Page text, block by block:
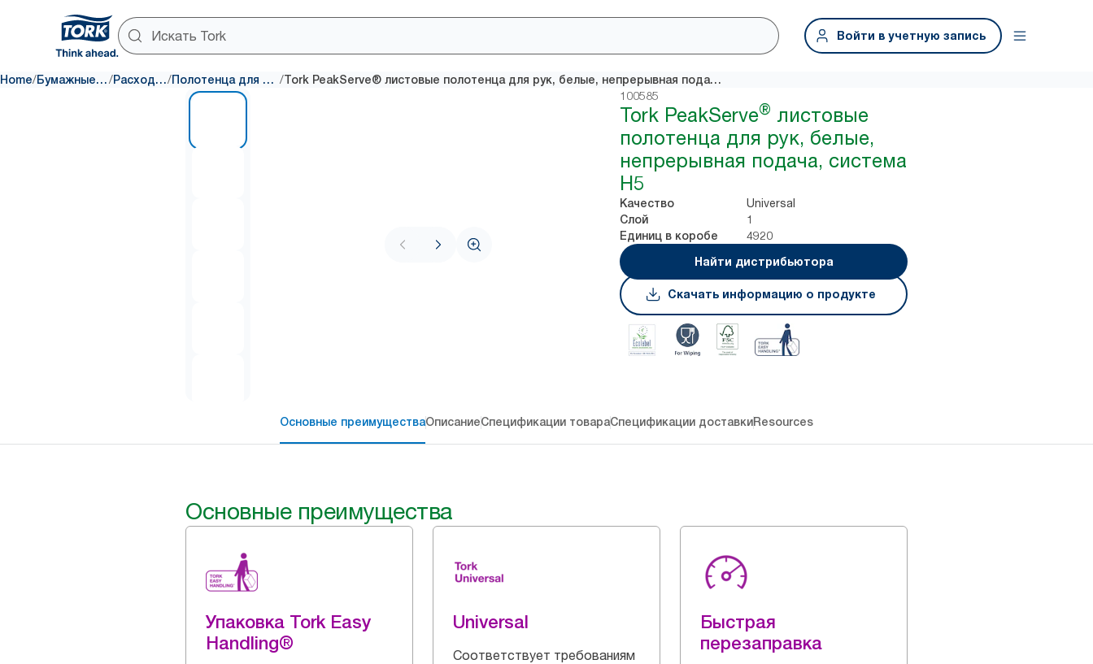
Войти в учетную запись
Home/ Бумажные полотенца для рук/ Расходные материалы/ Полотенца для рук с непрерывной подачей / Tork PeakServe® листовые полотенца для рук, белые, непрерывная подача, система H5
100585
Tork PeakServe® листовые
полотенца для рук, белые,
непрерывная подача, система
H5
Качество Universal
Слой 1
Единиц в коробе
4920
Найти дистрибьютора
Скачать информацию о продукте
Основные преимуществаОписаниеСпецификации товараСпецификации доставкиResources
Основные преимущества
Упаковка Tork Easy
Handling®
Universal
Соответствует требованиям
Быстрая
перезаправка